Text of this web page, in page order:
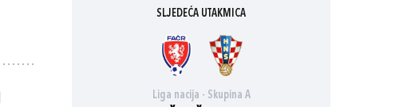
SLJEDEĆA UTAKMICA
Liga nacija - Skupina A